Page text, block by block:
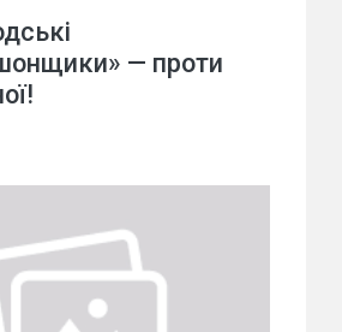
— проти